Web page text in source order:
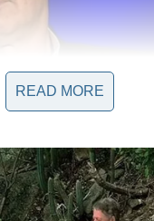
upalni proces u
CRP može biti rezultat
situacijama može
READ MORE